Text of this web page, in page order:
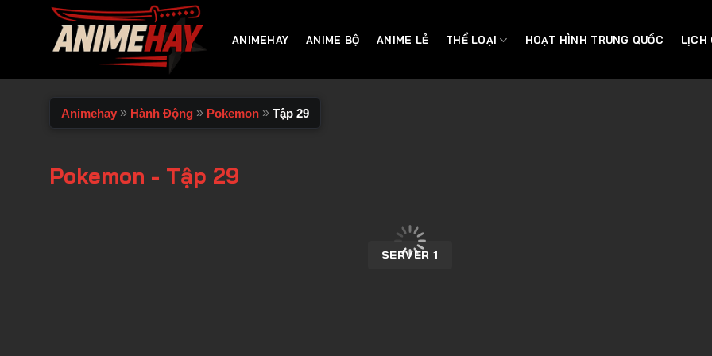
ANIMEHAY ANIME BỘ ANIME LẺ THỂ LOẠI HOẠT HÌNH TRUNG QUỐC LỊCH
Animehay » Hành Động » Pokemon » Tập 29
Pokemon - Tập 29
SERVER 1